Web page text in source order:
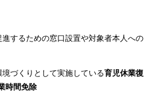
進するための窓口設置や対象者本人への
づくりとして実施している育児休業復
時間免除